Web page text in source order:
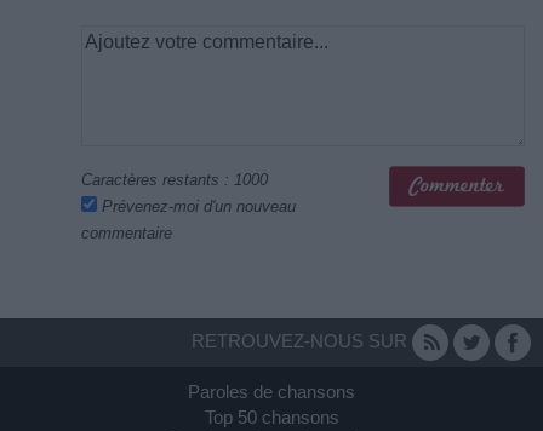
Caractères restants : 1000
Prévenez-moi d'un nouveau
commentaire
RETROUVEZ-NOUS SUR
Paroles de chansons
Top 50 chansons